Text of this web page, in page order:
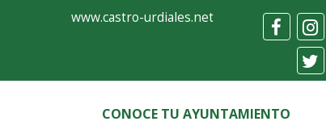
Ayuntamiento
Castro-
Urdiales
www.castro-urdiales.net
CONOCE TU AYUNTAMIENTO